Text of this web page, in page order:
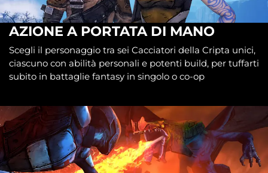
AZIONE A PORTATA DI MANO
Scegli il personaggio tra sei Cacciatori della Cripta unici,
ciascuno con abilità personali e potenti build, per tuffarti
subito in battaglie fantasy in singolo o co-op